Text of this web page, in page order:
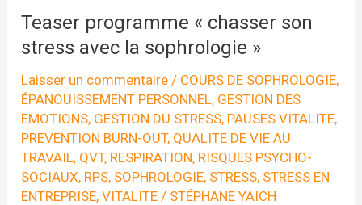
Teaser programme « chasser son
stress avec la sophrologie »
Laisser un commentaire / COURS DE SOPHROLOGIE,
ÉPANOUISSEMENT PERSONNEL, GESTION DES
EMOTIONS, GESTION DU STRESS, PAUSES VITALITE,
PREVENTION BURN-OUT, QUALITE DE VIE AU
TRAVAIL, QVT, RESPIRATION, RISQUES PSYCHO-
SOCIAUX, RPS, SOPHROLOGIE, STRESS, STRESS EN
ENTREPRISE,VITALITE / STÉPHANE YAÏCH